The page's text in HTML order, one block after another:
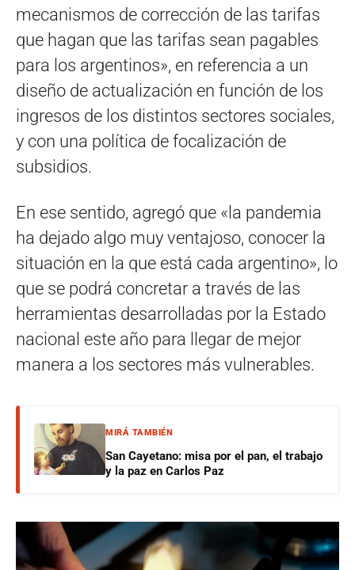
mecanismos de corrección de las tarifas
que hagan que las tarifas sean pagables
para los argentinos», en referencia a un
diseño de actualización en función de los
ingresos de los distintos sectores sociales,
y con una política de focalización de
subsidios.
En ese sentido, agregó que «la pandemia
ha dejado algo muy ventajoso, conocer la
situación en la que está cada argentino», lo
que se podrá concretar a través de las
herramientas desarrolladas por la Estado
nacional este año para llegar de mejor
manera a los sectores más vulnerables.
MIRÁ TAMBIÉN
San Cayetano: misa por el pan, el trabajo
y la paz en Carlos Paz